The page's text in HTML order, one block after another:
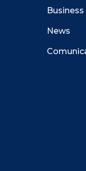
Business
News